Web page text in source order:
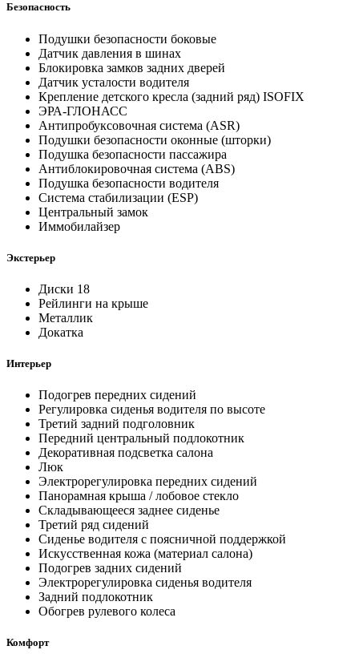
Безопасность
Подушки безопасности боковые
Датчик давления в шинах
Блокировка замков задних дверей
Датчик усталости водителя
Крепление детского кресла (задний ряд) ISOFIX
ЭРА-ГЛОНАСС
Антипробуксовочная система (ASR)
Подушки безопасности оконные (шторки)
Подушка безопасности пассажира
Антиблокировочная система (ABS)
Подушка безопасности водителя
Система стабилизации (ESP)
Центральный замок
Иммобилайзер
Экстерьер
Диски 18
Рейлинги на крыше
Металлик
Докатка
Интерьер
Подогрев передних сидений
Регулировка сиденья водителя по высоте
Третий задний подголовник
Передний центральный подлокотник
Декоративная подсветка салона
Люк
Электрорегулировка передних сидений
Панорамная крыша / лобовое стекло
Складывающееся заднее сиденье
Третий ряд сидений
Сиденье водителя с поясничной поддержкой
Искусственная кожа (материал салона)
Подогрев задних сидений
Электрорегулировка сиденья водителя
Задний подлокотник
Обогрев рулевого колеса
Комфорт